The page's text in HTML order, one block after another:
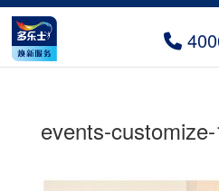
events-